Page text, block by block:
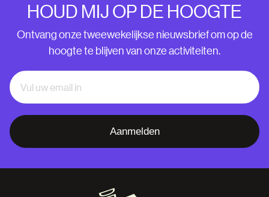
HOUD MIJ OP DE HOOGTE
Ontvang onze tweewekelijkse nieuwsbrief om op de
hoogte te blijven van onze activiteiten.
Aanmelden